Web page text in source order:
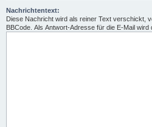
Nachrichtentext:
Diese Nachricht wird als reiner Text verschickt,
BBCode. Als Antwort-Adresse für die E-Mail wird